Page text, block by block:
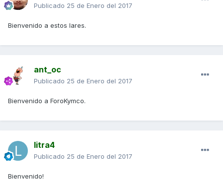
Publicado 25 de Enero del 2017
Bienvenido a estos lares.
ant_oc
Publicado 25 de Enero del 2017
Bienvenido a ForoKymco.
litra4
Publicado 25 de Enero del 2017
Bienvenido!